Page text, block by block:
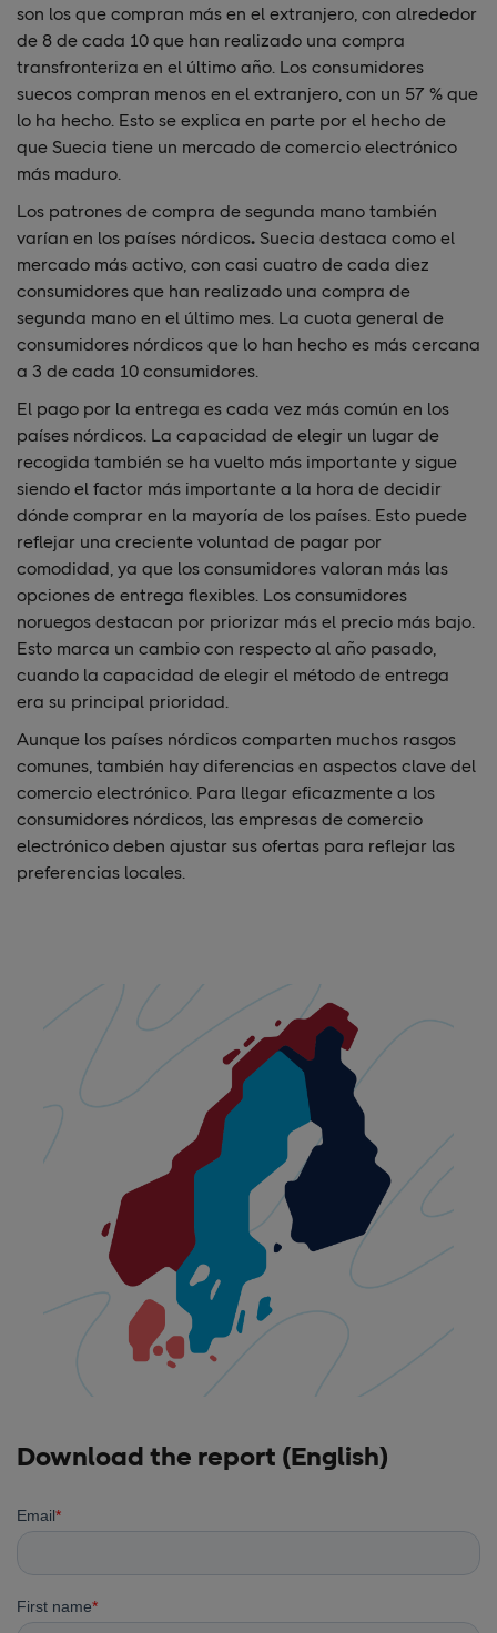
son los que compran más en el extranjero, con alrededor
de 8 de cada 10 que han realizado una compra
transfronteriza en el último año. Los consumidores
suecos compran menos en el extranjero, con un 57 % que
lo ha hecho. Esto se explica en parte por el hecho de
que Suecia tiene un mercado de comercio electrónico
más maduro.
Los patrones de compra de segunda mano también
varían en los países nórdicos. Suecia destaca como el
mercado más activo, con casi cuatro de cada diez
consumidores que han realizado una compra de
segunda mano en el último mes. La cuota general de
consumidores nórdicos que lo han hecho es más cercana
a 3 de cada 10 consumidores.
El pago por la entrega es cada vez más común en los
países nórdicos. La capacidad de elegir un lugar de
recogida también se ha vuelto más importante y sigue
siendo el factor más importante a la hora de decidir
dónde comprar en la mayoría de los países. Esto puede
reflejar una creciente voluntad de pagar por
comodidad, ya que los consumidores valoran más las
opciones de entrega flexibles. Los consumidores
noruegos destacan por priorizar más el precio más bajo.
Esto marca un cambio con respecto al año pasado,
cuando la capacidad de elegir el método de entrega
era su principal prioridad.
Aunque los países nórdicos comparten muchos rasgos
comunes, también hay diferencias en aspectos clave del
comercio electrónico. Para llegar eficazmente a los
consumidores nórdicos, las empresas de comercio
electrónico deben ajustar sus ofertas para reflejar las
preferencias locales.
Download the report (English)